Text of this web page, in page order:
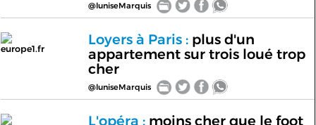
@luniseMarquis
europe1.fr
Loyers à Paris :plus d'un
appartement sur trois loué trop
cher
@luniseMarquis
L'opéra :moins cher que le foot